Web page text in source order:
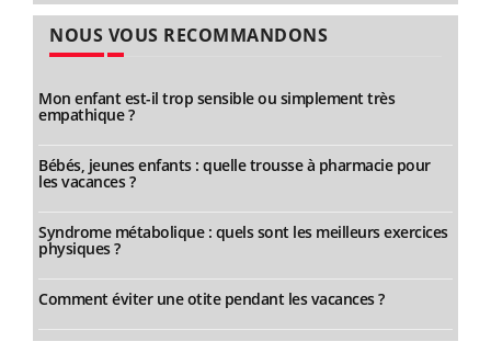
NOUS VOUS RECOMMANDONS
Mon enfant est-il trop sensible ou simplement très
empathique ?
Bébés, jeunes enfants : quelle trousse à pharmacie pour
les vacances ?
Syndrome métabolique : quels sont les meilleurs exercices
physiques ?
Comment éviter une otite pendant les vacances ?